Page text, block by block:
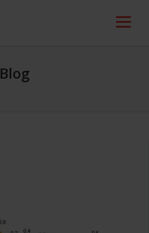
Blog